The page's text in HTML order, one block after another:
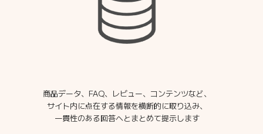
商品データ、FAQ、レビュー、コンテンツなど、
サイト内に点在する情報を横断的に取り込み、
一貫性のある回答へとまとめて提示します